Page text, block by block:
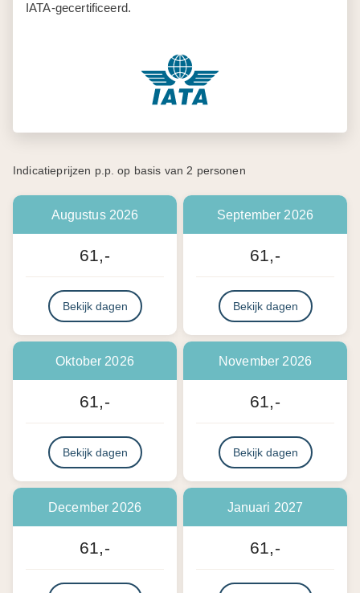
IATA-gecertificeerd.
Indicatieprijzen p.p. op basis van 2 personen
Augustus 2026
61,-
Bekijk dagen
September 2026
61,-
Bekijk dagen
Oktober 2026
61,-
Bekijk dagen
November 2026
61,-
Bekijk dagen
December 2026
61,-
Januari 2027
61,-